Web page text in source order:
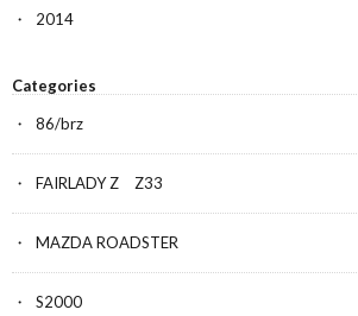
2014
Categories
86/brz
FAIRLADY Z Z33
MAZDA ROADSTER
S2000